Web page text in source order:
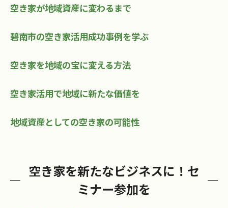
空き家が地域資産に変わるまで
碧南市の空き家活用成功事例を学ぶ
空き家を地域の宝に変える方法
空き家活用で地域に新たな価値を
地域資産としての空き家の可能性
空き家を新たなビジネスに！セ
ミナー参加を